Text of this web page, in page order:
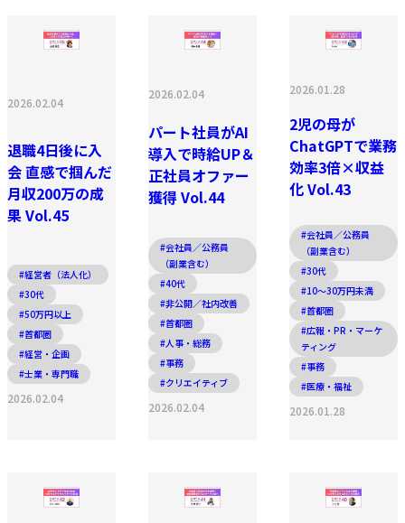
2026.02.04
退職4日後に入
会 直感で掴んだ
月収200万の成
果 Vol.45
#経営者（法人化）
#30代
#50万円以上
#首都圏
#経営・企画
#士業・専門職
2026.02.04
2026.02.04
パート社員がAI
導入で時給UP＆
正社員オファー
獲得 Vol.44
#会社員／公務員
（副業含む）
#40代
#非公開／社内改善
#首都圏
#人事・総務
#事務
#クリエイティブ
2026.02.04
2026.01.28
2児の母が
ChatGPTで業務
効率3倍×収益
化 Vol.43
#会社員／公務員
（副業含む）
#30代
#10〜30万円未満
#首都圏
#広報・PR・マーケ
ティング
#事務
#医療・福祉
2026.01.28